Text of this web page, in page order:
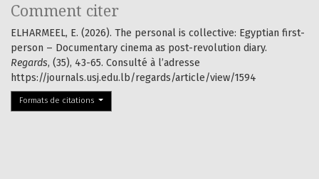
Comment citer
ELHARMEEL, E. (2026). The personal is collective: Egyptian first-
person – Documentary cinema as post-revolution diary.
Regards, (35), 43-65. Consulté à l’adresse
https://journals.usj.edu.lb/regards/article/view/1594
Formats de citations